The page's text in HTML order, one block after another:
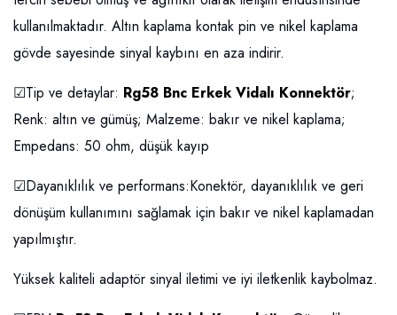
kullanılmaktadır. Altın kaplama kontak pin ve nikel kaplama
gövde sayesinde sinyal kaybını en aza indirir.
☑Tip ve detaylar: Rg58 Bnc Erkek Vidalı Konnektör;
Renk: altın ve gümüş; Malzeme: bakır ve nikel kaplama;
Empedans: 50 ohm, düşük kayıp
☑Dayanıklılık ve performans:Konektör, dayanıklılık ve geri
dönüşüm kullanımını sağlamak için bakır ve nikel kaplamadan
yapılmıştır.
Yüksek kaliteli adaptör sinyal iletimi ve iyi iletkenlik kaybolmaz.